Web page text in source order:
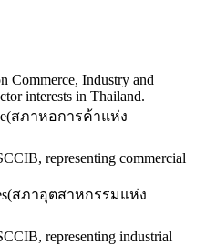
Commerce, Industry and
interests in Thailand.
(สภาหอการค้าแห่ง
representing commercial
(สภาอุตสาหกรรมแห่ง
representing industrial